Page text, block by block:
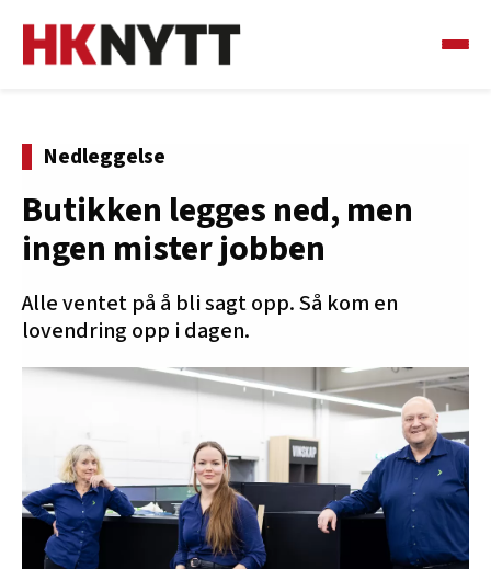
Nedleggelse
Butikken legges ned, men
ingen mister jobben
Alle ventet på å bli sagt opp. Så kom en
lovendring opp i dagen.